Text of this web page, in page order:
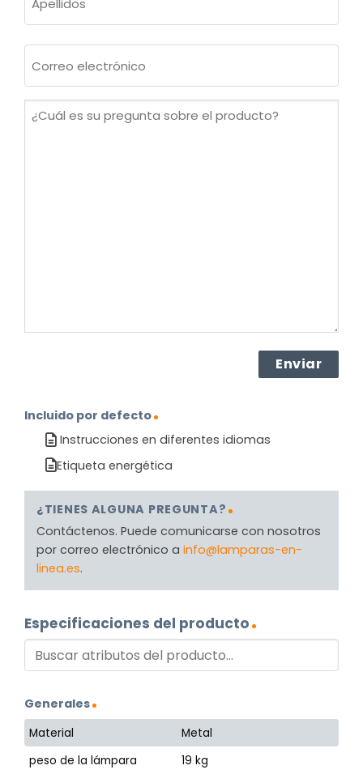
electrónico
¿Cuál
Incluido por defecto
Instrucciones en diferentes idiomas
Etiqueta energética
¿TIENES ALGUNA PREGUNTA?
Contáctenos. Puede comunicarse con nosotros
por correo electrónico a info@lamparas-en-
linea.es.
Especificaciones del producto
Generales
Material
Metal
peso de la lámpara
19 kg